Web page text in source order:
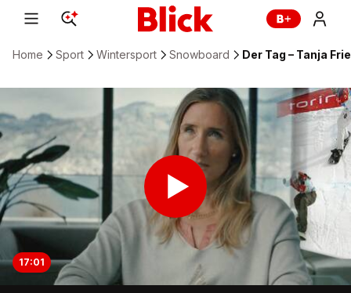
Home Sport Wintersport Snowboard Der Tag – Tanja
17:01